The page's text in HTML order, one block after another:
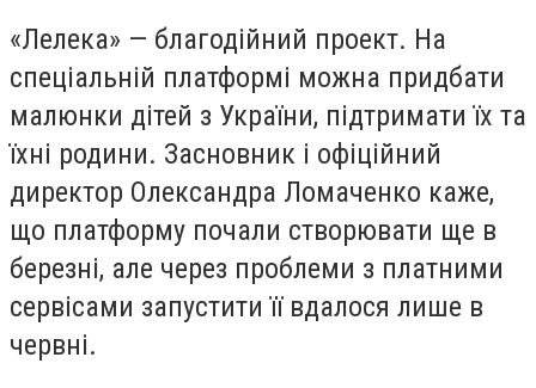
«Лелека» — благодійний проект. На
спеціальній платформі можна придбати
малюнки дітей з України, підтримати їх та
їхні родини. Засновник і офіційний
директор Олександра Ломаченко каже,
що платформу почали створювати ще в
березні, але через проблеми з платними
сервісами запустити її вдалося лише в
червні.